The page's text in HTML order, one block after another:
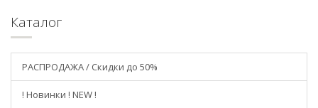
Каталог
РАСПРОДАЖА / Скидки до 50%
! Новинки ! NEW !